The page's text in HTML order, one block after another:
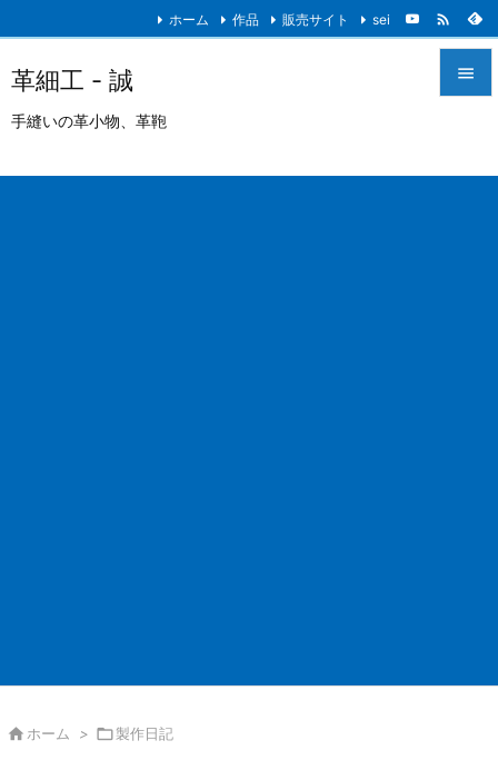
革細工 - 誠
手縫いの革小物、革鞄


ホーム 作品 販売サイト sei 
 ホーム > 製作日記